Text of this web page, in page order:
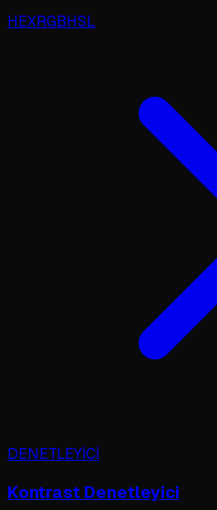
HEXRGBHSL
DENETLEYİCİ
Kontrast Denetleyici